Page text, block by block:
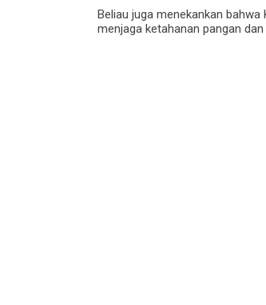
Beliau juga menekankan
menjaga ketahanan pangan